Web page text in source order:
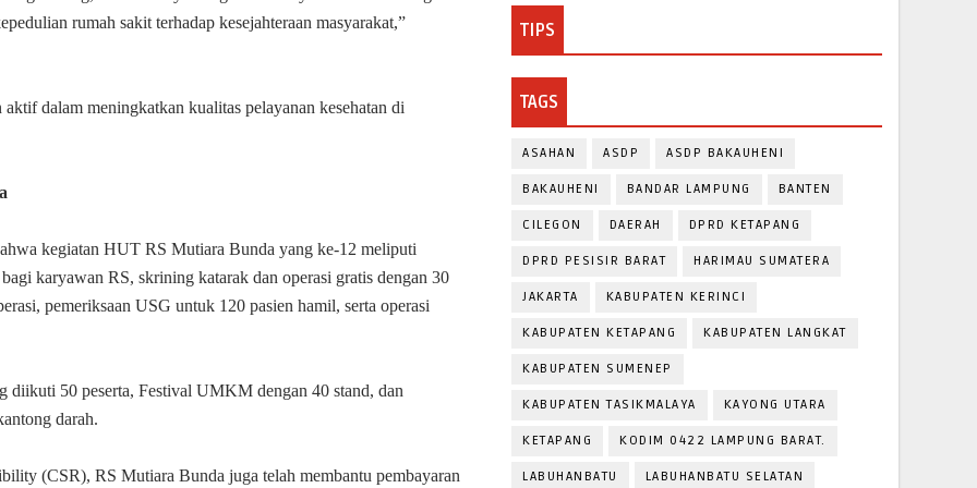
rumah sakit terhadap kesejahteraan masyarakat,”
dalam meningkatkan kualitas pelayanan kesehatan di
kegiatan HUT RS Mutiara Bunda yang ke-12 meliputi
karyawan RS, skrining katarak dan operasi gratis dengan 30
pemeriksaan USG untuk 120 pasien hamil, serta operasi
50 peserta, Festival UMKM dengan 40 stand, dan
darah.
(CSR), RS Mutiara Bunda juga telah membantu pembayaran
TIPS
TAGS
ASAHAN ASDP ASDP BAKAUHENI
BAKAUHENI BANDAR LAMPUNG BANTEN
CILEGON DAERAH DPRD KETAPANG
DPRD PESISIR BARAT HARIMAU SUMATERA
JAKARTA KABUPATEN KERINCI
KABUPATEN KETAPANG KABUPATEN LANGKAT
KABUPATEN SUMENEP
KABUPATEN TASIKMALAYA KAYONG UTARA
KETAPANG KODIM 0422 LAMPUNG BARAT.
LABUHANBATU LABUHANBATU SELATAN